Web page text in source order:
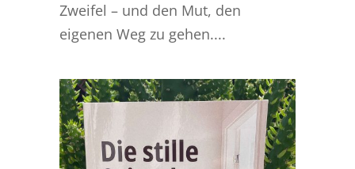
Zweifel – und den Mut, den
eigenen Weg zu gehen....